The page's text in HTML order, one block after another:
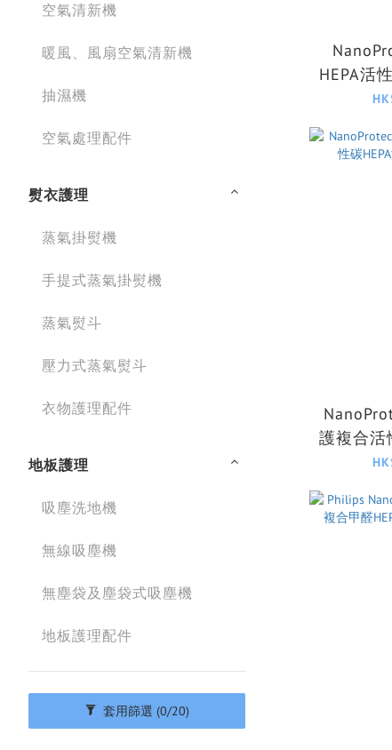
空氣清新機
暖風、風扇空氣清新機
抽濕機
空氣處理配件
熨衣護理
蒸氣掛熨機
手提式蒸氣掛熨機
蒸氣熨斗
壓力式蒸氣熨斗
衣物護理配件
地板護理
吸塵洗地機
無線吸塵機
無塵袋及塵袋式吸塵機
地板護理配件
套用篩選 (0/20)
HEPA活
複合濾
護複合活